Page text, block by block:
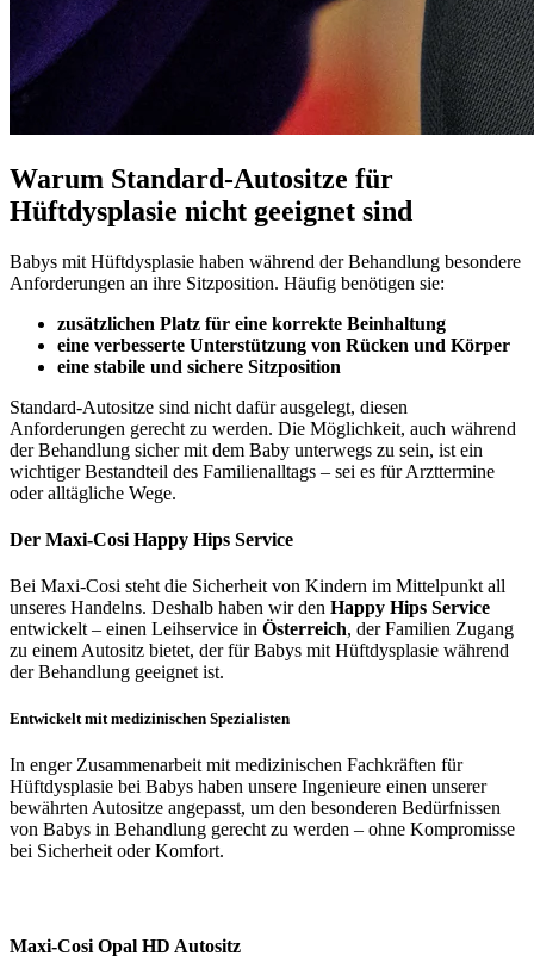
Warum Standard-Autositze für
Hüftdysplasie nicht geeignet sind
Babys mit Hüftdysplasie haben während der Behandlung besondere
Anforderungen an ihre Sitzposition. Häufig benötigen sie:
zusätzlichen Platz für eine korrekte Beinhaltung
eine verbesserte Unterstützung von Rücken und Körper
eine stabile und sichere Sitzposition
Standard-Autositze sind nicht dafür ausgelegt, diesen
Anforderungen gerecht zu werden. Die Möglichkeit, auch während
der Behandlung sicher mit dem Baby unterwegs zu sein, ist ein
wichtiger Bestandteil des Familienalltags – sei es für Arzttermine
oder alltägliche Wege.
Der Maxi-Cosi Happy Hips Service
Bei Maxi-Cosi steht die Sicherheit von Kindern im Mittelpunkt all
unseres Handelns. Deshalb haben wir den Happy Hips Service
entwickelt – einen Leihservice in Österreich, der Familien Zugang
zu einem Autositz bietet, der für Babys mit Hüftdysplasie während
der Behandlung geeignet ist.
Entwickelt mit medizinischen Spezialisten
In enger Zusammenarbeit mit medizinischen Fachkräften für
Hüftdysplasie bei Babys haben unsere Ingenieure einen unserer
bewährten Autositze angepasst, um den besonderen Bedürfnissen
von Babys in Behandlung gerecht zu werden – ohne Kompromisse
bei Sicherheit oder Komfort.
Maxi-Cosi Opal HD Autositz